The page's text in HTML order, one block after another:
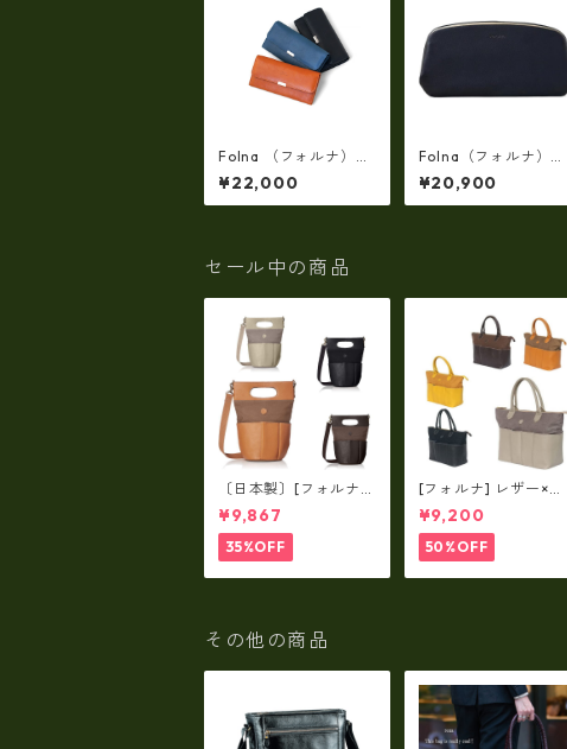
Folna （フォルナ）栃
木レザー フラップ長財
布 / No.2993893
¥22,000
Folna（フォルナ）ロ
ング天溝がま口長財布
(牛革製・日本製）fo-
2993878
¥20,900
セール中の商品
〔日本製〕[フォルナ]
レザー×パラフィン筒
型2way シュリンクレ
ザー×79Aパラフィ
ン fo-259630
¥9,867
35%OFF
[フォルナ] レザー×パ
ラフィン筒型2way シ
ュリンクレザー×79A
パラフィン トートL f
o-259632
¥9,200
50%OFF
その他の商品